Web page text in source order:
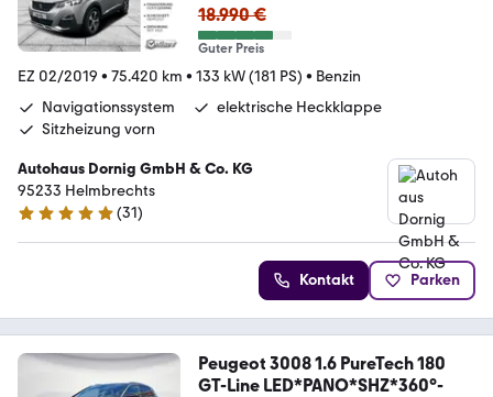
18.990 €
Guter Preis
EZ 02/2019 • 75.420 km • 133 kW (181 PS) • Benzin
Navigationssystem
elektrische Heckklappe
Sitzheizung vorn
Autohaus Dornig GmbH & Co. KG
95233 Helmbrechts
5 Sterne
(31)
Kontakt Parken
Peugeot 3008 1.6 PureTech 180
GT-Line LED*PANO*SHZ*360°-